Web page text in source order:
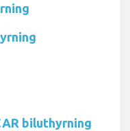
biluthyrning